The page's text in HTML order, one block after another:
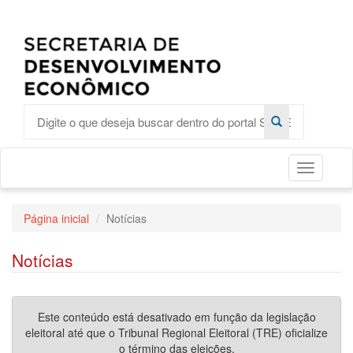
Toggle
Página inicial Notícias
Notícias
Este conteúdo está desativado em função da legislação
eleitoral até que o Tribunal Regional Eleitoral (TRE) oficialize
o término das eleições.